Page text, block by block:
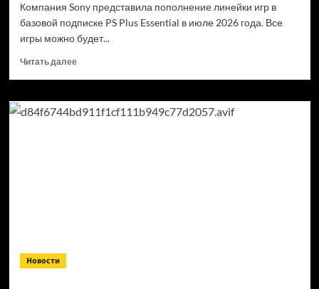
Компания Sony представила пополнение линейки игр в
базовой подписке PS Plus Essential в июле 2026 года. Все
игры можно будет...
Читать далееПрочитать
В июле
в PS Plus
Новости